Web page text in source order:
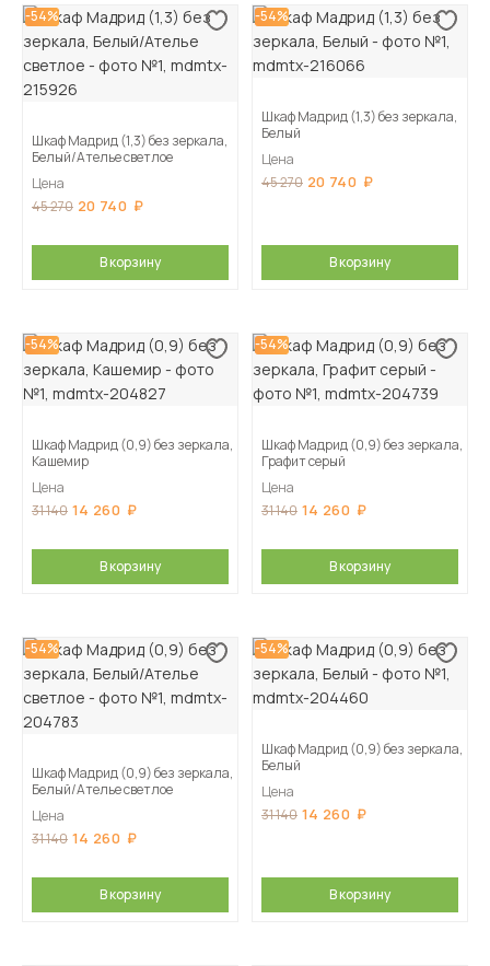
-54%
Шкаф Мадрид (1,3) без зеркала,
Белый/Ателье светлое
Цена
45 270 20 740
В корзину
-54%
Шкаф Мадрид (1,3) без зеркала,
Белый
Цена
45 270 20 740
В корзину
-54%
Шкаф Мадрид (0,9) без зеркала,
Кашемир
Цена
31 140 14 260
В корзину
-54%
Шкаф Мадрид (0,9) без зеркала,
Графит серый
Цена
31 140 14 260
В корзину
-54%
Шкаф Мадрид (0,9) без зеркала,
Белый/Ателье светлое
Цена
31 140 14 260
В корзину
-54%
Шкаф Мадрид (0,9) без зеркала,
Белый
Цена
31 140 14 260
В корзину